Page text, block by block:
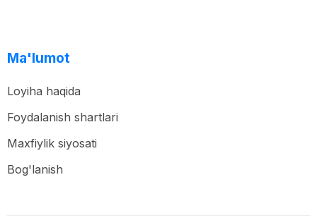
Ma'lumot
Loyiha haqida
Foydalanish shartlari
Maxfiylik siyosati
Bog'lanish